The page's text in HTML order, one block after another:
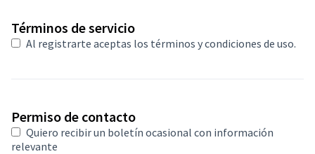
Términos de servicio
Obligatorio
Al registrarte aceptas los términos y condiciones de uso.
Permiso de contacto
Quiero recibir un boletín ocasional con información
relevante